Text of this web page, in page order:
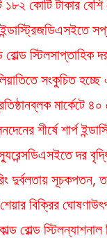
১৮২ কোটি টাকার
ডিএসইতে
স্টিলসাপ্তাহিক
সংকুচিত
ব্লক মার্কেটে ৪০
শীর্ষে শার্প
ডিএসইতে দর
দুর্বলতায় সূচকপতন,
বিক্রির ঘোষণা
রোল্ড স্টিলন্যাশনাল